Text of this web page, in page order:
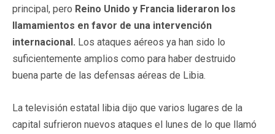
principal, pero Reino Unido y Francia lideraron los
llamamientos en favor de una intervención
internacional. Los ataques aéreos ya han sido lo
suficientemente amplios como para haber destruido
buena parte de las defensas aéreas de Libia.
La televisión estatal libia dijo que varios lugares de la
capital sufrieron nuevos ataques el lunes de lo que llamó